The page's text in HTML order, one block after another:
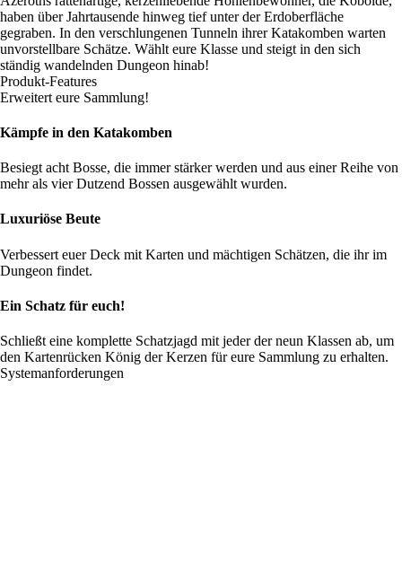
haben über Jahrtausende hinweg tief unter der Erdoberfläche
gegraben. In den verschlungenen Tunneln ihrer Katakomben warten
unvorstellbare Schätze. Wählt eure Klasse und steigt in den sich
ständig wandelnden Dungeon hinab!
Produkt-Features
Erweitert eure Sammlung!
Kämpfe in den Katakomben
Besiegt acht Bosse, die immer stärker werden und aus einer Reihe von
mehr als vier Dutzend Bossen ausgewählt wurden.
Luxuriöse Beute
Verbessert euer Deck mit Karten und mächtigen Schätzen, die ihr im
Dungeon findet.
Ein Schatz für euch!
Schließt eine komplette Schatzjagd mit jeder der neun Klassen ab, um
den Kartenrücken König der Kerzen für eure Sammlung zu erhalten.
Systemanforderungen